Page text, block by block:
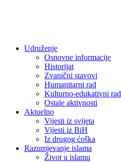
Udruženje
Osnovne informacije
Historijat
Zvanični stavovi
Humanitarni rad
Kulturno-edukativni rad
Ostale aktivnosti
Aktuelno
Vijesti iz svijeta
Vijesti iz BiH
Iz drugog ćoška
Razumjevanje islama
Život u islamu